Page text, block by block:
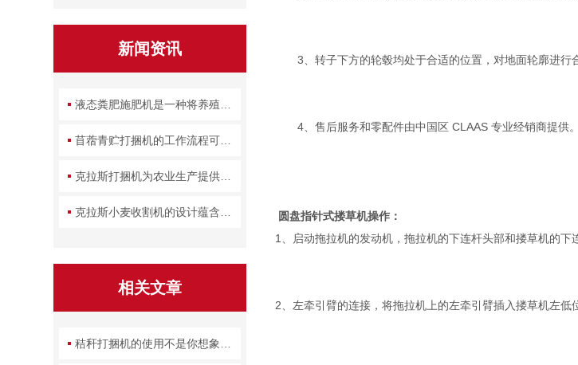
3、转子下方的轮毂均处于合适的位置，对地面轮廓进行
4、售后服务和零配件由中国区 CLAAS 专业经销商提供。
圆盘指针式搂草机操作：
1、启动拖拉机的发动机，拖拉机的下连杆头部和搂草机的下
2、左牵引臂的连接，将拖拉机上的左牵引臂插入搂草机左低
新闻资讯
相关文章